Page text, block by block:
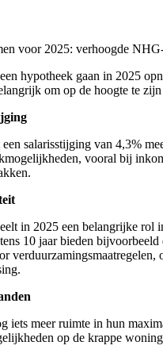
voor 2025: verhoogde
hypotheek gaan in 2025
om op de hoogte te
salarisstijging van 4,3%
vooral bij
in 2025 een belangrijke rol
10 jaar bieden
iets meer ruimte in hun
op de krappe